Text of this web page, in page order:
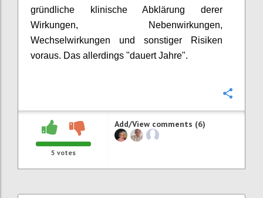
gründliche klinische Abklärung derer
Wirkungen, Nebenwirkungen,
Wechselwirkungen und sonstiger Risiken
voraus. Das allerdings "dauert Jahre".
5 votes
Add/View comments (6)